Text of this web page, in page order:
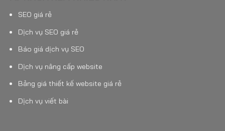
SEO giá rẻ
Dịch vụ SEO giá rẻ
Báo giá dịch vụ SEO
Dịch vụ nâng cấp website
Bảng giá thiết kế website giá rẻ
Dịch vụ viết bài